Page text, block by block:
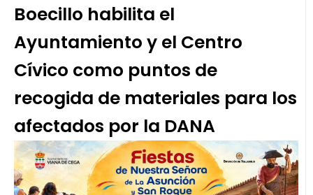
Boecillo habilita el
Ayuntamiento y el Centro
Cívico como puntos de
recogida de materiales para los
afectados por la DANA